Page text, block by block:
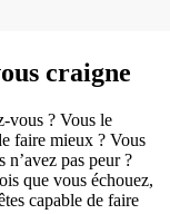
craigne
vous ? Vous le
faire mieux ? Vous
pas peur ?
que vous échouez,
capable de faire